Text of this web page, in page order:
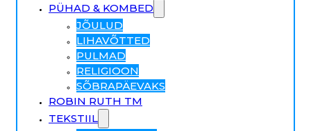
PÜHAD & KOMBED
JÕULUD
LIHAVÕTTED
PULMAD
RELIGIOON
SÕBRAPÄEVAKS
ROBIN RUTH TM
TEKSTIIL